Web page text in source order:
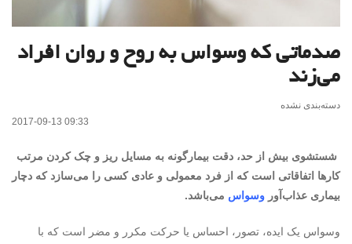
صدماتی که وسواس به روح و روان افراد
می‌زند
دسته‌بندی نشده
2017-09-13 09:33
شستشوی بیش از حد، دقت بیمارگونه به مسایل ریز و چک کردن مرتب
کارها اتفاقاتی است که از فرد معمولی و عادی کسی را می‌سازد که دچار
بیماری عذاب‌آور وسواس می‌باشد.
وسواس یک ایده، تصور، احساس یا حرکت مکرر و مضر است که با